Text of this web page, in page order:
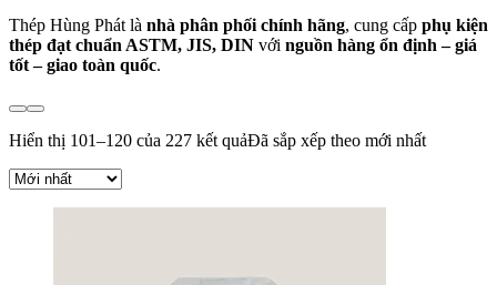
Thép Hùng Phát là nhà phân phối chính hãng, cung cấp phụ kiện
thép đạt chuẩn ASTM, JIS, DIN với nguồn hàng ổn định – giá
tốt – giao toàn quốc.
Hiển thị 101–120 của 227 kết quảĐã sắp xếp theo mới nhất